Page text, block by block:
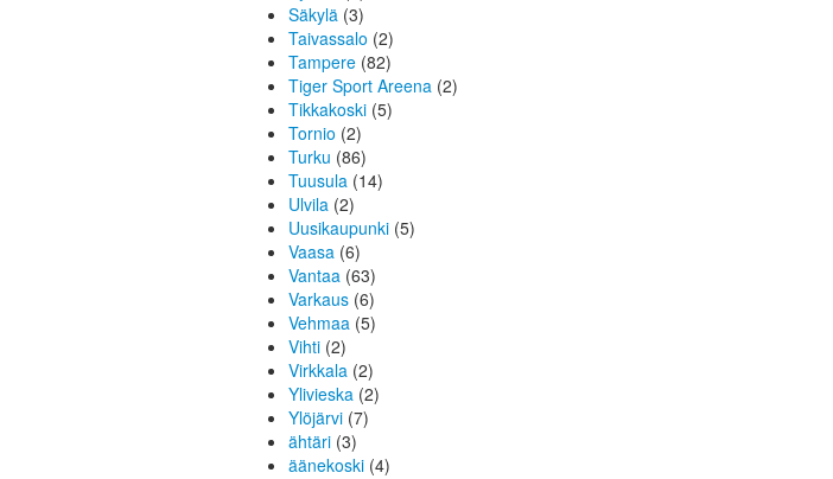
Säkylä (3)
Taivassalo (2)
Tampere (82)
Tiger Sport Areena (2)
Tikkakoski (5)
Tornio (2)
Turku (86)
Tuusula (14)
Ulvila (2)
Uusikaupunki (5)
Vaasa (6)
Vantaa (63)
Varkaus (6)
Vehmaa (5)
Vihti (2)
Virkkala (2)
Ylivieska (2)
Ylöjärvi (7)
ähtäri (3)
äänekoski (4)